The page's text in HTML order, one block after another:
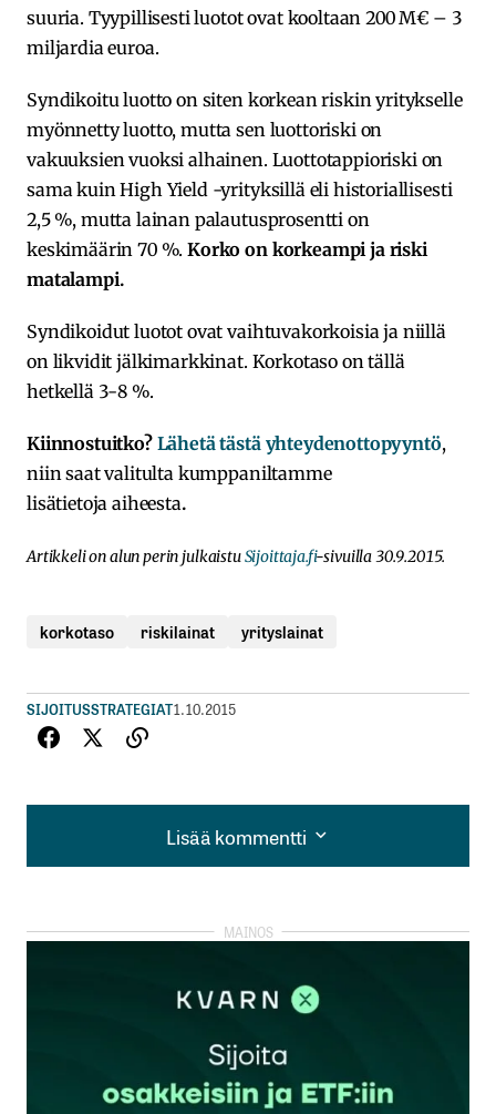
suuria. Tyypillisesti luotot ovat kooltaan 200 M€ – 3
miljardia euroa.
Syndikoitu luotto on siten korkean riskin yritykselle
myönnetty luotto, mutta sen luottoriski on
vakuuksien vuoksi alhainen. Luottotappioriski on
sama kuin High Yield -yrityksillä eli historiallisesti
2,5 %, mutta lainan palautusprosentti on
keskimäärin 70 %. Korko on korkeampi ja riski
matalampi.
Syndikoidut luotot ovat vaihtuvakorkoisia ja niillä
on likvidit jälkimarkkinat. Korkotaso on tällä
hetkellä 3-8 %.
Kiinnostuitko?Lähetä tästä yhteydenottopyyntö,
niin saat valitulta kumppaniltamme
lisätietoja aiheesta.
Artikkeli on alun perin julkaistuSijoittaja.fi-sivuilla 30.9.2015.
korkotaso riskilainat yrityslainat
SIJOITUSSTRATEGIAT1.10.2015
Lisää kommentti
Lisää kommentti
kirjautua
rekisteröityä